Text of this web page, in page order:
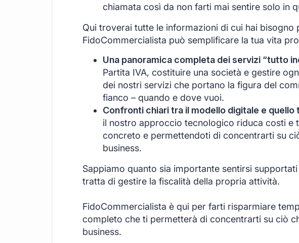
chiamata così da non farti mai sentire solo in
Qui troverai tutte le informazioni di cui hai bisogno
FidoCommercialista può semplificare la tua vita
Una panoramica completa dei servizi “tutto
Partita IVA, costituire una società e gestire
dei nostri servizi che portano la figura del
fianco – quando e dove vuoi.
Confronti chiari tra il modello digitale e quello
il nostro approccio tecnologico riduca costi e
concreto e permettendoti di concentrarti su
business.
Sappiamo quanto sia importante sentirsi
tratta di gestire la fiscalità della propria attività.
FidoCommercialista è qui per farti risparmiare
completo che ti permetterà di concentrarti su ciò
business.